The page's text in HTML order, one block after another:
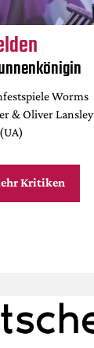
Worms
& Oliver Lansley
Kritiken